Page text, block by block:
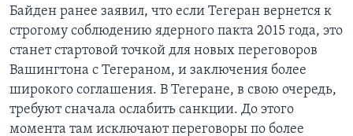
Байден ранее заявил, что если Тегеран вернется к
строгому соблюдению ядерного пакта 2015 года, это
станет стартовой точкой для новых переговоров
Вашингтона с Тегераном, и заключения более
широкого соглашения. В Тегеране, в свою очередь,
требуют сначала ослабить санкции. До этого
момента там исключают переговоры по более